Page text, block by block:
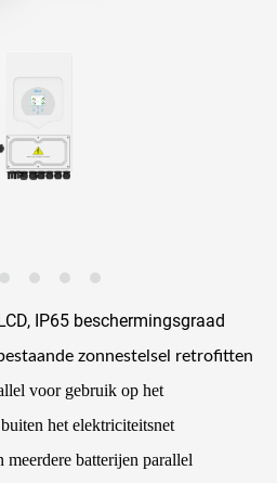
IP65 beschermingsgraad
zonnestelsel retrofitten
voor gebruik op het
het elektriciteitsnet
meerdere batterijen parallel